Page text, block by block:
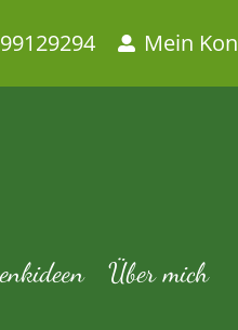
Mein
Über mich